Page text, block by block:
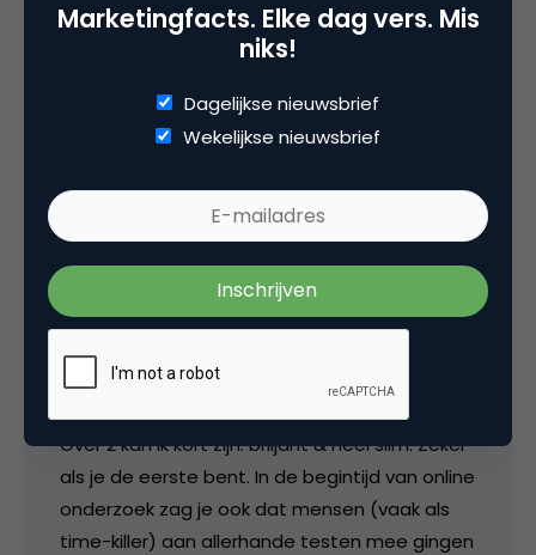
Claire Boonstra
1) nieuwe dienstregeling (en wat men daar
van vindt – plus betrouwbaarheid NS iha)
2) trein-tijd wordt nu ook goed
feedbackmoment voor allerhande onderzoek
Over 2 kan ik kort zijn: briljant & heel slim. Zeker
als je de eerste bent. In de begintijd van online
onderzoek zag je ook dat mensen (vaak als
time-killer) aan allerhande testen mee gingen
Marketingfacts. Elke dag vers. Mis
niks!
Dagelijkse nieuwsbrief
Wekelijkse nieuwsbrief